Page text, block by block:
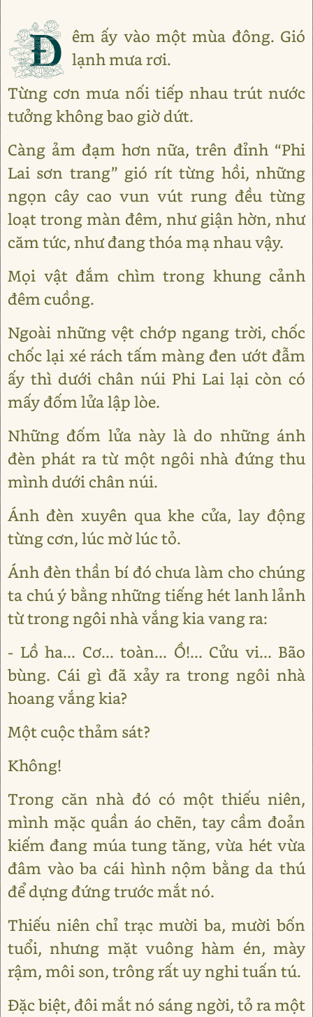
Đ êm ấy vào một mùa đông. Gió
lạnh mưa rơi.
Từng cơn mưa nối tiếp nhau trút nước
tưởng không bao giờ dứt.
Càng ảm đạm hơn nữa, trên đỉnh “Phi
Lai sơn trang” gió rít từng hồi, những
ngọn cây cao vun vút rung đều từng
loạt trong màn đêm, như giận hờn, như
căm tức, như đang thóa mạ nhau vậy.
Mọi vật đắm chìm trong khung cảnh
đêm cuồng.
Ngoài những vệt chớp ngang trời, chốc
chốc lại xé rách tấm màng đen ướt đẫm
ấy thì dưới chân núi Phi Lai lại còn có
mấy đốm lửa lập lòe.
Những đốm lửa này là do những ánh
đèn phát ra từ một ngôi nhà đứng thu
mình dưới chân núi.
Ánh đèn xuyên qua khe cửa, lay động
từng cơn, lúc mờ lúc tỏ.
Ánh đèn thần bí đó chưa làm cho chúng
ta chú ý bằng những tiếng hét lanh lảnh
từ trong ngôi nhà vắng kia vang ra:
- Lồ ha... Cơ... toàn... Ồ!... Cửu vi... Bão
bùng. Cái gì đã xảy ra trong ngôi nhà
hoang vắng kia?
Một cuộc thảm sát?
Không!
Trong căn nhà đó có một thiếu niên,
mình mặc quần áo chẽn, tay cầm đoản
kiếm đang múa tung tăng, vừa hét vừa
đâm vào ba cái hình nộm bằng da thú
để dựng đứng trước mắt nó.
Thiếu niên chỉ trạc mười ba, mười bốn
tuổi, nhưng mặt vuông hàm én, mày
rậm, môi son, trông rất uy nghi tuấn tú.
Đặc biệt, đôi mắt nó sáng ngời, tỏ ra một